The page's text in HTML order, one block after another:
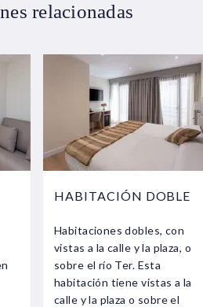
relacionadas
HABITACIÓN DOBLE
Habitaciones dobles, con
vistas a la calle y la plaza, o
sobre el río Ter. Esta
habitación tiene vistas a la
calle y la plaza o sobre el